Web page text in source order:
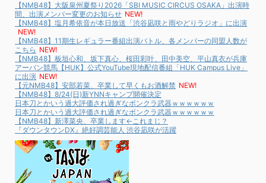
【NMB48】大阪泉州夏祭り2026「SBI MUSIC CIRCUS OSAKA」出演時
間、出演メンバー変更のお知らせ NEW!
【NMB48】塩月希依音が本日放送「渋谷凪咲と雨やどりラジオ」に出演
NEW!
【NMB48】11期生レギュラー番組出演バトル、各メンバーの同盟人数が
こちら NEW!
【NMB48】板垣心和、坂下真心、桜田彩叶、田中美空、平山真衣が兵庫
アーバン競馬【HUK】公式YouTube現地配信番組「HUK Campus Live」
に出演 NEW!
【元NMB48】安部若菜、卒業して早くもお酒解禁 NEW!
【NMB48】8/24(日)新YNNキャンプ開催決定
日本刀とかいう過大評価され過ぎなボンクラ武器ｗｗｗｗｗｗ
日本刀とかいう過大評価され過ぎなボンクラ武器ｗｗｗｗｗｗ
【NMB48】新澤菜央、卒業します←これまじ？
『ダウンタウンDX』絶好調芸能人 渋谷凪咲が活躍